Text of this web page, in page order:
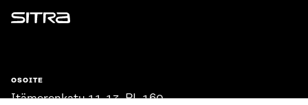
Sitra
OSOITE
Itämerenkatu 11-13, PL 160,